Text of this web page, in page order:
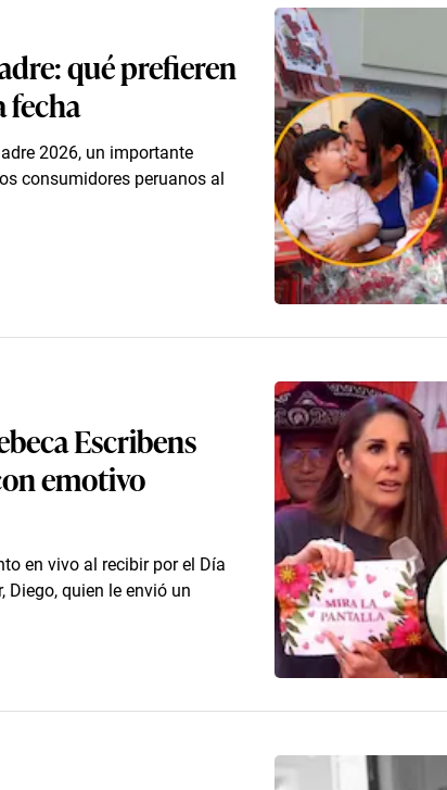
qué prefieren
fecha
2026, un importante
consumidores peruanos al
Escribens
emotivo
en vivo al recibir por el Día
Diego, quien le envió un